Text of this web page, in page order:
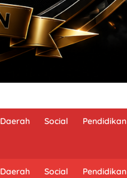
Daerah Social Pendidikan
Daerah Social Pendidikan